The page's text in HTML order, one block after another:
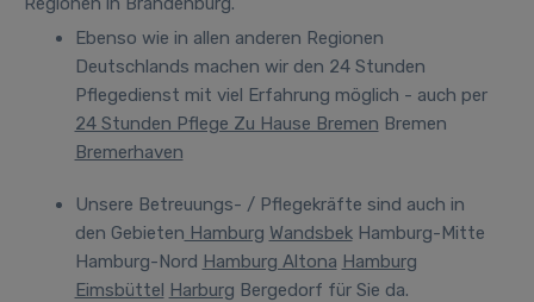
Ebenso wie in allen anderen Regionen
Deutschlands machen wir den 24 Stunden
Pflegedienst mit viel Erfahrung möglich - auch per
24 Stunden Pflege Zu Hause Bremen Bremen
Bremerhaven
Unsere Betreuungs- / Pflegekräfte sind auch in
den Gebieten Hamburg WandsbekHamburg-Mitte
Hamburg-Nord Hamburg Altona Hamburg
Eimsbüttel Harburg Bergedorf für Sie da.